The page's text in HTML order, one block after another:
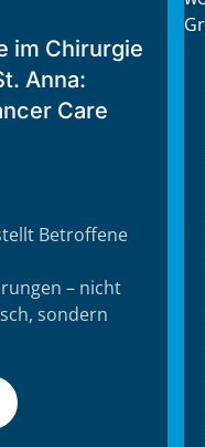
im Chirurgie
Anna:
Care
Betroffene
– nicht
sondern